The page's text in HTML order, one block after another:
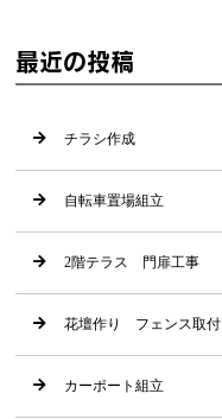
最近の投稿
チラシ作成
自転車置場組立
2階テラス 門扉工事
花壇作り フェンス取付
カーポート組立